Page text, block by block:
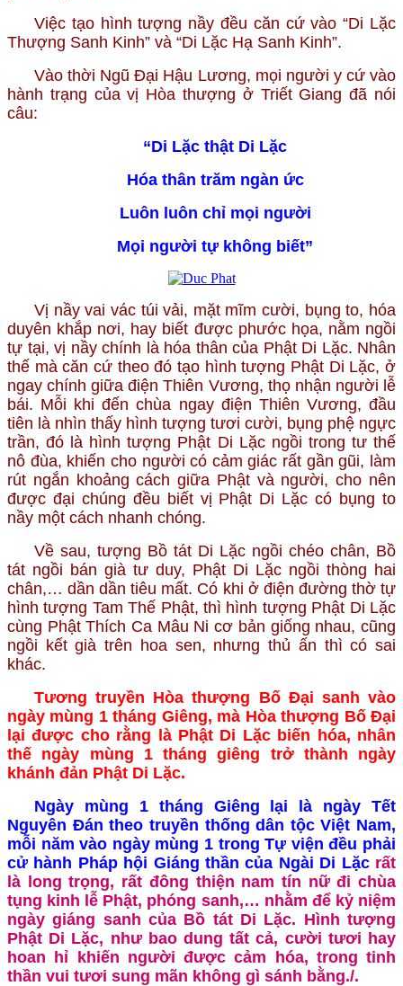
Việc tạo hình tượng nầy đều căn cứ vào “Di Lặc
Thượng Sanh Kinh” và “Di Lặc Hạ Sanh Kinh”.
Vào thời Ngũ Đại Hậu Lương, mọi người y cứ vào
hành trạng của vị Hòa thượng ở Triết Giang đã nói
câu:
“Di Lặc thật Di Lặc
Hóa thân trăm ngàn ức
Luôn luôn chỉ mọi người
Mọi người tự không biết”
Vị nầy vai vác túi vải, mặt mĩm cười, bụng to, hóa
duyên khắp nơi, hay biết được phước họa, nằm ngồi
tự tại, vị nầy chính là hóa thân của Phật Di Lặc. Nhân
thế mà căn cứ theo đó tạo hình tượng Phật Di Lặc, ở
ngay chính giữa điện Thiên Vương, thọ nhận người lễ
bái. Mỗi khi đến chùa ngay điện Thiên Vương, đầu
tiên là nhìn thấy hình tượng tươi cười, bụng phệ ngực
trần, đó là hình tượng Phật Di Lặc ngồi trong tư thế
nô đùa, khiến cho người có cảm giác rất gần gũi, làm
rút ngắn khoảng cách giữa Phật và người, cho nên
được đại chúng đều biết vị Phật Di Lặc có bụng to
nầy một cách nhanh chóng.
Về sau, tượng Bồ tát Di Lặc ngồi chéo chân, Bồ
tát ngồi bán già tư duy, Phật Di Lặc ngồi thòng hai
chân,… dần dần tiêu mất. Có khi ở điện đường thờ tự
hình tượng Tam Thế Phật, thì hình tượng Phật Di Lặc
cùng Phật Thích Ca Mâu Ni cơ bản giống nhau, cũng
ngồi kết già trên hoa sen, nhưng thủ ấn thì có sai
khác.
Tương truyền Hòa thượng Bố Đại sanh vào
ngày mùng 1 tháng Giêng, mà Hòa thượng Bố Đại
lại được cho rằng là Phật Di Lặc biến hóa, nhân
thế ngày mùng 1 tháng giêng trở thành ngày
khánh đản Phật Di Lặc.
Ngày mùng 1 tháng Giêng lại là ngày Tết
Nguyên Đán theo truyền thống dân tộc Việt Nam,
mỗi năm vào ngày mùng 1 trong Tự viện đều phải
cử hành Pháp hội Giáng thần của Ngài Di Lặcrất
là long trọng, rất đông thiện nam tín nữ đi chùa
tụng kinh lễ Phật, phóng sanh,… nhằm để kỷ niệm
ngày giáng sanh của Bồ tát Di Lặc. Hình tượng
Phật Di Lặc, như bao dung tất cả, cười tươi hay
hoan hỉ khiến người được cảm hóa, trong tinh
thần vui tươi sung mãn không gì sánh bằng./.